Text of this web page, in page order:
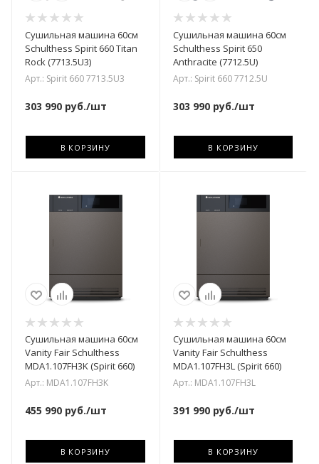
Сушильная машина 60см
Schulthess Spirit 660 Titan
Rock (7713.5U3)
Арт.: Spirit 660 7713.5U3
303 990 руб./шт
В КОРЗИНУ
Сушильная машина 60см
Schulthess Spirit 650
Anthracite (7712.5U)
Арт.: Spirit 660 7712.5U
303 990руб./шт
В КОРЗИНУ
Сушильная машина 60см
Vanity Fair Schulthess
MDA1.107FH3K (Spirit 660)
Арт.: MDA1.107FH3K
455 990 руб./шт
В КОРЗИНУ
Сушильная машина 60см
Vanity Fair Schulthess
MDA1.107FH3L (Spirit 660)
Арт.: MDA1.107FH3L
391 990руб./шт
В КОРЗИНУ